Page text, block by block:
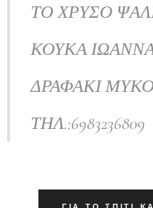
ΤΟ ΧΡΥΣΟ
ΚΟΥΚΑ
ΔΡΑΦΑΚΙ
ΤΗΛ.:6983236809